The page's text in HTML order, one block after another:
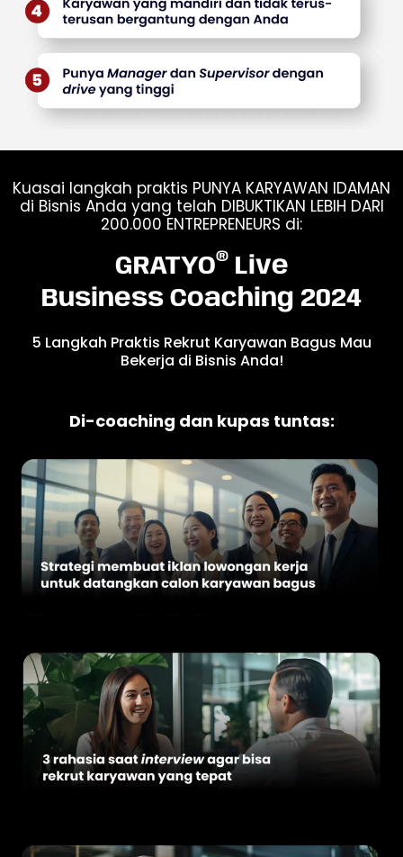
Kuasai langkah praktis PUNYA KARYAWAN IDAMAN
di Bisnis Anda yang telah DIBUKTIKAN LEBIH DARI
200.000 ENTREPRENEURS di:
GRATYO®Live
Business Coaching 2024
5 Langkah Praktis Rekrut Karyawan Bagus Mau
Bekerja di Bisnis Anda!
Di-coaching dan kupas tuntas: